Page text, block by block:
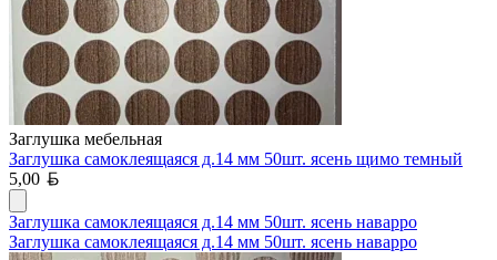
Заглушка мебельная
Заглушка самоклеящаяся д.14 мм 50шт. ясень щимо темный
5,00
Заглушка самоклеящаяся д.14 мм 50шт. ясень наварро
Заглушка самоклеящаяся д.14 мм 50шт. ясень наварро